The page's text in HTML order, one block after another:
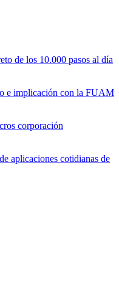
de los 10.000 pasos al día
e implicación con la FUAM
corporación
aplicaciones cotidianas de